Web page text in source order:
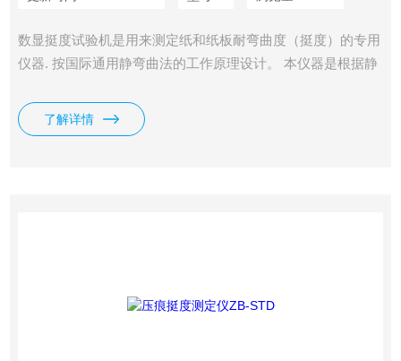
数显挺度试验机是用来测定纸和纸板耐弯曲度（挺度）的专用
仪器. 按国际通用静弯曲法的工作原理设计。 本仪器是根据静
样到一定弯曲角时的抗力即为变曲挺度，其单位为mN；或抗
力与试验长度的积，单位为mN.m。
了解详情